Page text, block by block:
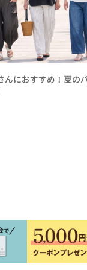
んにおすすめ！夏の